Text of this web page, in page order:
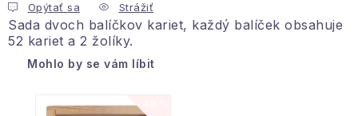
Opýtať sa Strážiť
Sada dvoch balíčkov kariet, každý balíček obsahuje
52 kariet a 2 žolíky.
Mohlo by se vám líbit